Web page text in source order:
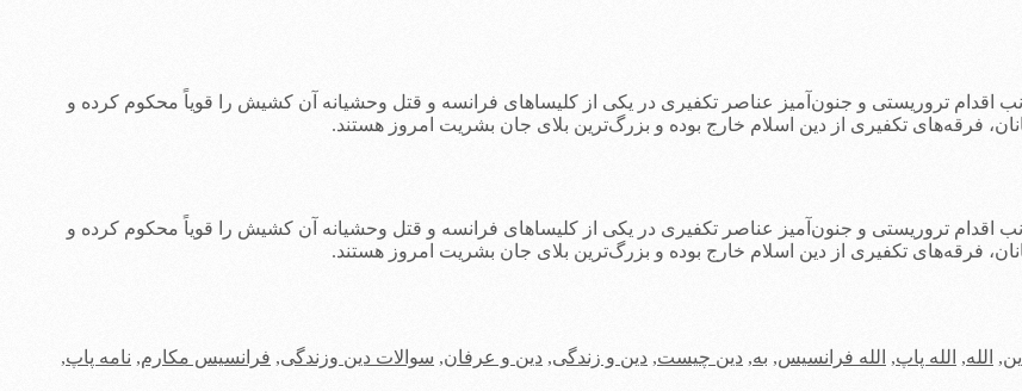
اقدام تروریستی و جنون‌آمیز عناصر تکفیری در یکی از کلیساهای فرانسه و قتل وحشیانه آن کشیش را قویاً محکوم کرده و
فرقه‌های تکفیری از دین اسلام خارج بوده و بزرگ‌ترین بلای جان بشریت امروز هستند.
اقدام تروریستی و جنون‌آمیز عناصر تکفیری در یکی از کلیساهای فرانسه و قتل وحشیانه آن کشیش را قویاً محکوم کرده و
فرقه‌های تکفیری از دین اسلام خارج بوده و بزرگ‌ترین بلای جان بشریت امروز هستند.
, الله, الله پاپ, الله فرانسیس, به, دین چیست, دین و زندگی, دین و عرفان, سوالات دین وزندگی, فرانسیس مکارم, نامه پاپ,